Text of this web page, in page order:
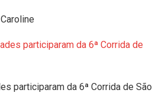
participaram da 6ª Corrida de São